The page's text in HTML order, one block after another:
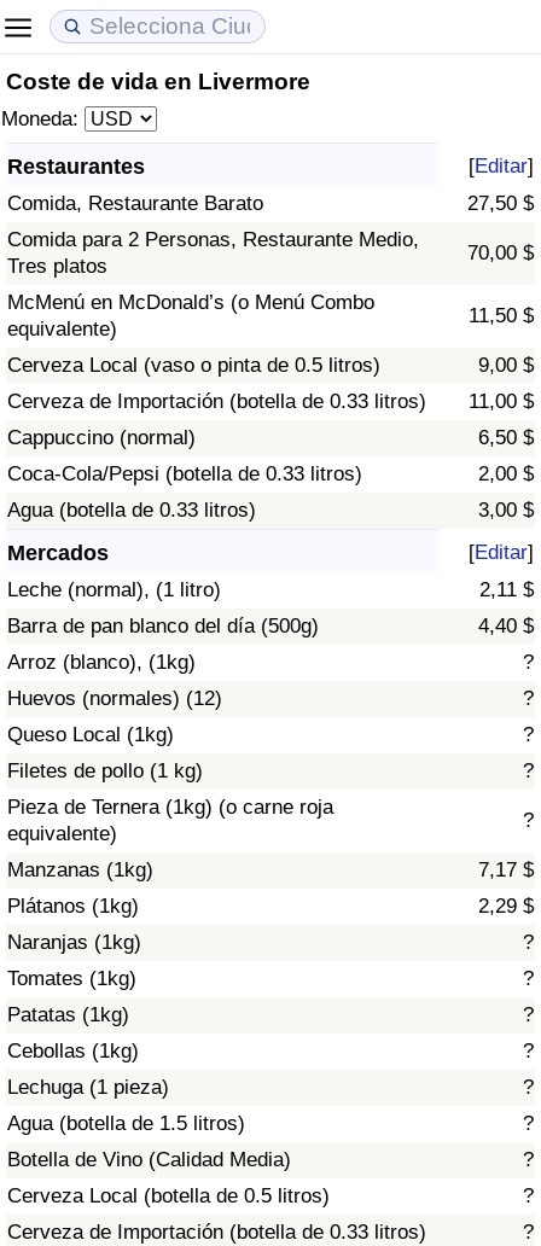
Coste de vida en Livermore
Moneda:
Restaurantes [Editar]
Comida, Restaurante Barato
27,50 $
Comida para 2 Personas, Restaurante Medio,
Tres platos
70,00 $
McMenú en McDonald’s (o Menú Combo
equivalente)
11,50 $
Cerveza Local (vaso o pinta de 0.5 litros)
9,00 $
Cerveza de Importación (botella de 0.33 litros)
11,00 $
Cappuccino (normal)
6,50 $
Coca-Cola/Pepsi (botella de 0.33 litros)
2,00 $
Agua (botella de 0.33 litros)
3,00 $
Mercados [Editar]
Leche (normal), (1 litro)
2,11 $
Barra de pan blanco del día (500g)
4,40 $
Arroz (blanco), (1kg)
?
Huevos (normales) (12)
?
Queso Local (1kg)
?
Filetes de pollo (1 kg)
?
Pieza de Ternera (1kg) (o carne roja
equivalente)
?
Manzanas (1kg)
7,17 $
Plátanos (1kg)
2,29 $
Naranjas (1kg)
?
Tomates (1kg)
?
Patatas (1kg)
?
Cebollas (1kg)
?
Lechuga (1 pieza)
?
Agua (botella de 1.5 litros)
?
Botella de Vino (Calidad Media)
?
Cerveza Local (botella de 0.5 litros)
?
Cerveza de Importación (botella de 0.33 litros)
?
Coste de vida
Índice de Costo de Vida
Índice de costo de vida por país
en aqaba
Precios de las propiedades
Índice de Precios de Inmuebles
Índice de Precios de Inmuebles por País
Calidad de Vida
Índice de Calidad de Vida (Actual)
Índice de calidad de vida por país
Delincuencia
Calificación del Índice de Criminalidad
(Actual)
Índice de Criminalidad
Índice de criminalidad por país
Sanidad
Índice de Sanidad (Actual)
Índice de Sanidad
Índice de Sanidad por País
Contaminación
Índice de Contaminación (Actual)
Índice de contaminación
Índice de Contaminación por País
Tráfico
Índice de Tráfico
Índice de Tráfico (Actual)